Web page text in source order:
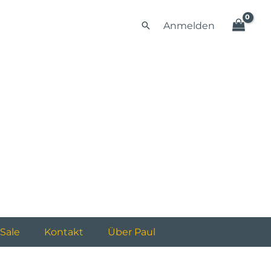
SuchenAnmelden
Sale Kontakt Über Paul
Regenbogenwolke